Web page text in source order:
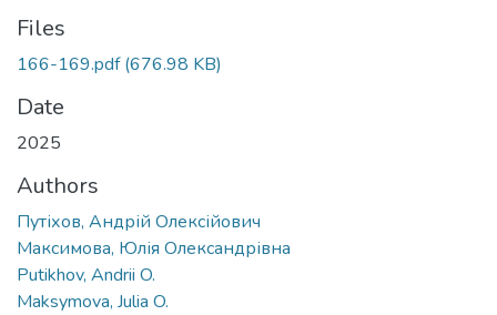
Files
166-169.pdf(676.98 KB)
Date
2025
Authors
Путіхов, Андрій Олексійович
Максимова, Юлія Олександрівна
Putikhov, Andrii O.
Maksymova, Julia O.